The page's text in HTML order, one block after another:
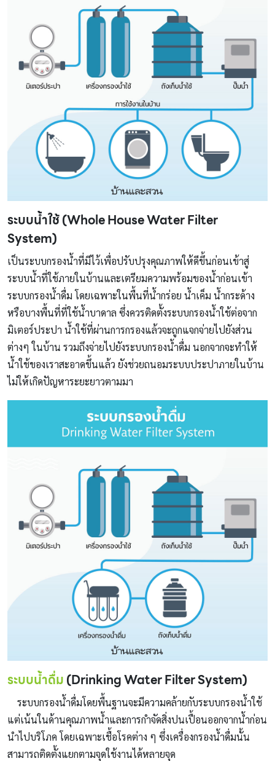
ระบบน้ำใช้ (Whole House Water Filter
System)
เป็นระบบกรองน้ำที่มีไว้เพื่อปรับปรุงคุณภาพให้ดีขึ้นก่อนเข้าสู่
ระบบน้ำที่ใช้ภายในบ้านและเตรียมความพร้อมของน้ำก่อนเข้า
ระบบกรองน้ำดื่ม โดยเฉพาะในพื้นที่น้ำกร่อย น้ำเค็ม น้ำกระด้าง
หรือบางพื้นที่ที่ใช้น้ำบาดาล ซึ่งควรติดตั้งระบบกรองน้ำใช้ต่อจาก
มิเตอร์ประปา น้ำใช้ที่ผ่านการกรองแล้วจะถูกแจกจ่ายไปยังส่วน
ต่างๆ ในบ้าน รวมถึงจ่ายไปยังระบบกรองน้ำดื่ม นอกจากจะทำให้
น้ำใช้ของเราสะอาดขึ้นแล้ว ยังช่วยถนอมระบบประปาภายในบ้าน
ไม่ให้เกิดปัญหาระยะยาวตามมา
ระบบน้ำดื่ม(Drinking Water Filter System)
ระบบกรองน้ำดื่มโดยพื้นฐานจะมีความคล้ายกับระบบกรองน้ำใช้
แต่เน้นในด้านคุณภาพน้ำและการกำจัดสิ่งปนเปื้อนออกจากน้ำก่อน
นำไปบริโภค โดยเฉพาะเชื้อโรคต่าง ๆ ซึ่งเครื่องกรองน้ำดื่มนั้น
สามารถติดตั้งแยกตามจุดใช้งานได้หลายจุด